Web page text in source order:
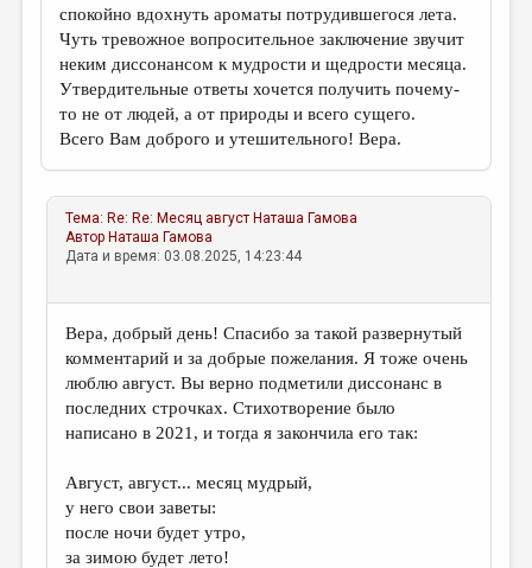
спокойно вдохнуть ароматы потрудившегося лета.
Чуть тревожное вопросительное заключение звучит
неким диссонансом к мудрости и щедрости месяца.
Утвердительные ответы хочется получить почему-
то не от людей, а от природы и всего сущего.
Всего Вам доброго и утешительного! Вера.
Тема: Re: Re: Месяц август Наташа Гамова
Автор Наташа Гамова
Дата и время: 03.08.2025, 14:23:44
Вера, добрый день! Спасибо за такой развернутый
комментарий и за добрые пожелания. Я тоже очень
люблю август. Вы верно подметили диссонанс в
последних строчках. Стихотворение было
написано в 2021, и тогда я закончила его так:
Август, август... месяц мудрый,
у него свои заветы:
после ночи будет утро,
за зимою будет лето!